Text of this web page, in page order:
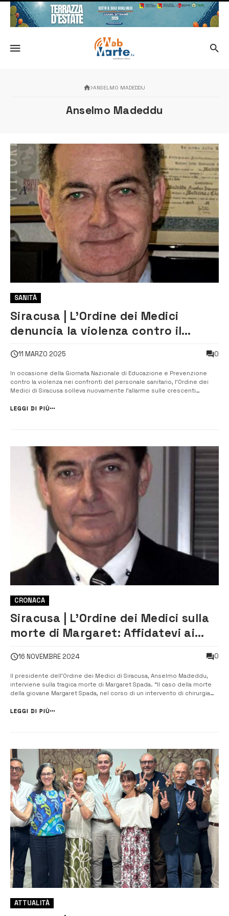
ANSELMO MADEDDU
Anselmo Madeddu
SANITÀ
Siracusa | L’Ordine dei Medici
denuncia la violenza contro il
11 MARZO 2025 0
In occasione della Giornata Nazionale di Educazione e Prevenzione
contro la violenza nei confronti del personale sanitario, l’Ordine dei
Medici di Siracusa solleva nuovamente l’allarme sulle crescenti
presidente dell’Ordine, Anselmo Madeddu, sottolinea ...
LEGGI DI PIÙ
CRONACA
Siracusa | L’Ordine dei Medici sulla
morte di Margaret: Affidatevi ai
16 NOVEMBRE 2024 0
Il presidente dell’Ordine dei Medici di Siracusa, Anselmo Madeddu,
interviene sulla tragica morte di Margaret Spada. “Il caso della morte
della giovane Margaret Spada, nel corso di un intervento di chirurgia
sconfortato l’intera comunità di Lentini, dove l’abbiamo vista crescere
LEGGI DI PIÙ
ATTUALITÀ